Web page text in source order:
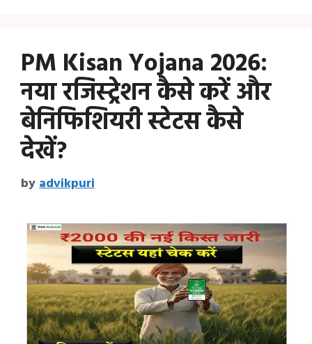
PM Kisan Yojana 2026:
नया रजिस्ट्रेशन कैसे करें और
बेनिफिशियरी स्टेटस कैसे
देखें?
byadvikpuri